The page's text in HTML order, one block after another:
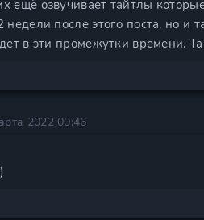
ещё озвучивает тайтлы
недели после этого поста, но
в эти промежутки времени.
2022 00:46